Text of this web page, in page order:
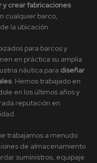
y crear fabricaciones
cualquier barco,
la ubicación.
para barcosy
en práctica su amplia
náutica para diseñar
. Hemos trabajado en
en los últimos años y
reputación en
trabajamos a menudo
de almacenamiento
suministros, equipaje